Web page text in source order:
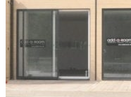
Lignende hjem
Helårshuset til det
Det rummelige
Getaway-huset i de
Weekendhjemmet for
Et hjem med udsigt